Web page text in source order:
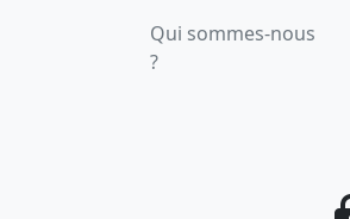
Qui sommes-nous
?